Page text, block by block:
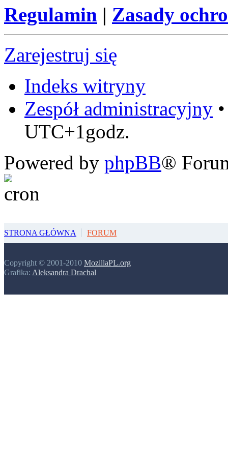
Regulamin | Zasady
Zarejestruj się
Indeks witryny
Zespół administracyjny
UTC+1godz.
Powered by phpBB®
STRONA GŁÓWNA FORUM
Copyright © 2001-2010 MozillaPL.org
Grafika: Aleksandra Drachal